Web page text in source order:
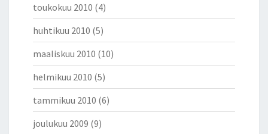
toukokuu 2010 (4)
huhtikuu 2010 (5)
maaliskuu 2010 (10)
helmikuu 2010 (5)
tammikuu 2010 (6)
joulukuu 2009 (9)